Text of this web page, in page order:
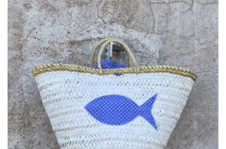
Añadir
a la
lista de
deseos